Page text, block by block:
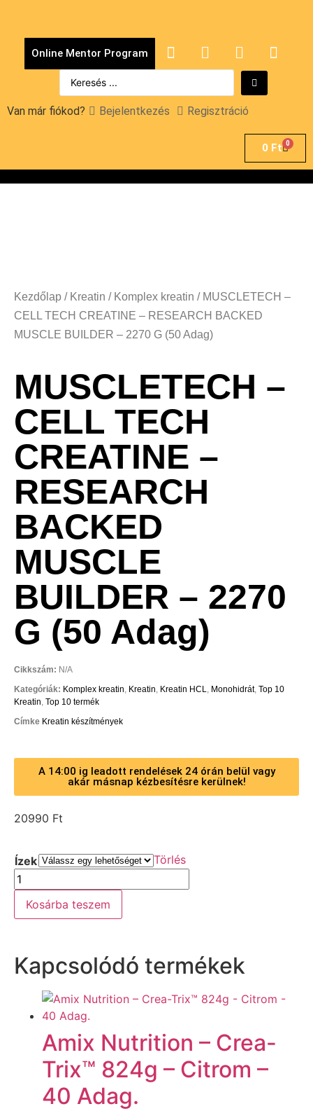
Online Mentor Program
Van már fiókod? Bejelentkezés Regisztráció
0 Ft 0
Kezdőlap / Kreatin / Komplex kreatin / MUSCLETECH –
CELL TECH CREATINE – RESEARCH BACKED
MUSCLE BUILDER – 2270 G (50 Adag)
MUSCLETECH –
CELL TECH
CREATINE –
RESEARCH
BACKED
MUSCLE
BUILDER – 2270
G (50 Adag)
Cikkszám: N/A
Kategóriák: Komplex kreatin, Kreatin, Kreatin HCL, Monohidrát, Top 10
Kreatin, Top 10 termék
Címke Kreatin készítmények
A 14:00 ig leadott rendelések 24 órán belül vagy
akár másnap kézbesítésre kerülnek!
20990 Ft
Ízek Törlés
Kosárba teszem
Kapcsolódó termékek
Amix Nutrition – Crea-
Trix™ 824g – Citrom –
40 Adag.